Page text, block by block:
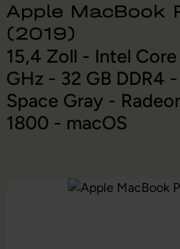
Apple MacBook
(2019)
15,4 Zoll - Intel
GHz - 32 GB DDR4
Space Gray -
1800 - macOS
Bildergalerie überspringen